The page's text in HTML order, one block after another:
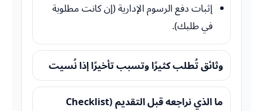
إثبات دفع الرسوم الإدارية (إن كانت مطلوبة
في طلبك).
وثائق تُطلب كثيرًا وتسبب تأخيرًا إذا نُسيت
ما الذي نراجعه قبل التقديم (Checklist